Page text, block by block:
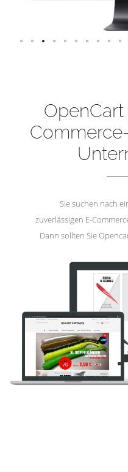
Sie suchen nach
zuverlässigen E-
Dann sollten Sie